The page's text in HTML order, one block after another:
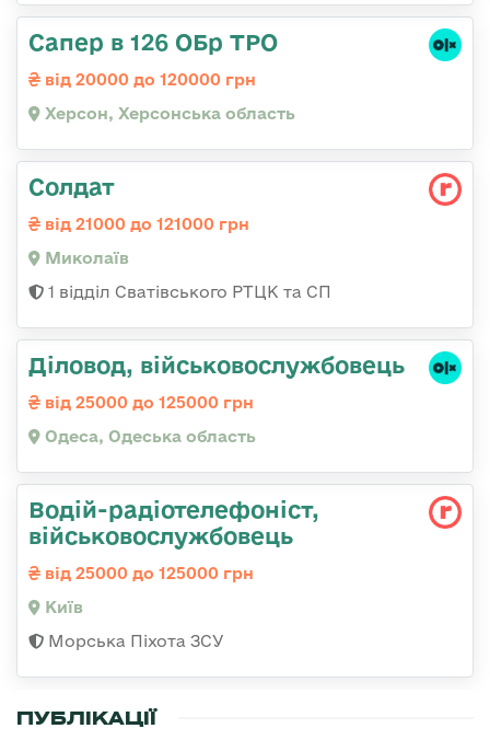
Сапер в 126 ОБр ТРО
від 20000 до 120000 грн
Херсон, Херсонська область
Солдат
від 21000 до 121000 грн
Миколаїв
1 відділ Сватівського РТЦК та СП
Діловод, військовослужбовець
від 25000 до 125000 грн
Одеса, Одеська область
Водій-радіотелефоніст,
військовослужбовець
від 25000 до 125000 грн
Київ
Морська Піхота ЗСУ
ПУБЛІКАЦІЇ